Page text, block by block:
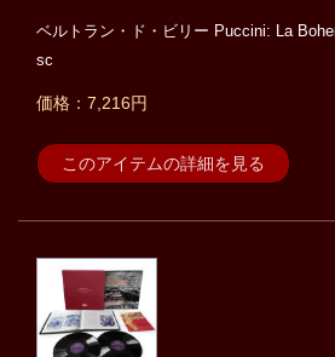
ベルトラン・ド・ビリー Puccini: La
sc
価格：7,216円
このアイテムの詳細を見る